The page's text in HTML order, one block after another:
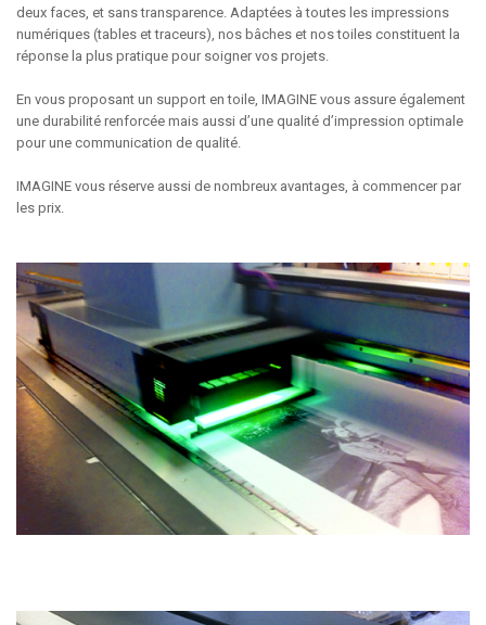
deux faces, et sans transparence. Adaptées à toutes les impressions
numériques (tables et traceurs), nos bâches et nos toiles constituent la
réponse la plus pratique pour soigner vos projets.
En vous proposant un support en toile, IMAGINE vous assure également
une durabilité renforcée mais aussi d’une qualité d’impression optimale
pour une communication de qualité.
IMAGINE vous réserve aussi de nombreux avantages, à commencer par
les prix.